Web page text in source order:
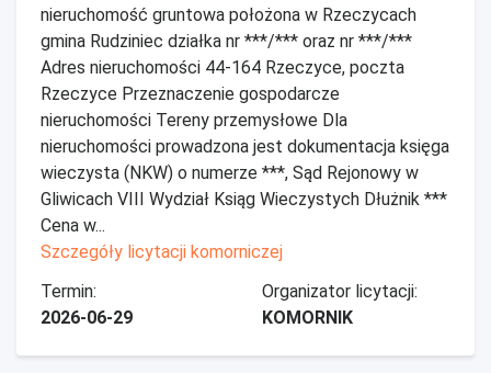
nieruchomość gruntowa położona w Rzeczycach
gmina Rudziniec działka nr ***/*** oraz nr ***/***
Adres nieruchomości 44-164 Rzeczyce, poczta
Rzeczyce Przeznaczenie gospodarcze
nieruchomości Tereny przemysłowe Dla
nieruchomości prowadzona jest dokumentacja księga
wieczysta (NKW) o numerze ***, Sąd Rejonowy w
Gliwicach VIII Wydział Ksiąg Wieczystych Dłużnik ***
Cena w...
Szczegóły licytacji komorniczej
Termin:
2026-06-29
Organizator licytacji:
KOMORNIK